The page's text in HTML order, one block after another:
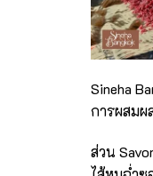
Sineha
การผสมผ
ส่วน